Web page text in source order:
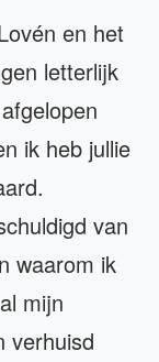
en het
letterlijk
ik heb jullie
van
waarom ik
mijn
verhuisd